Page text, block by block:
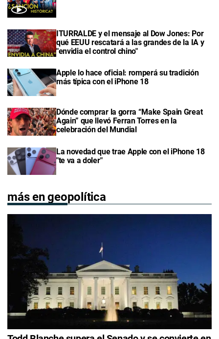
ITURRALDE y el mensaje al Dow Jones: Por
qué EEUU rescatará a las grandes de la IA y
"envidia el control chino"
Apple lo hace oficial: romperá su tradición
más típica con el iPhone 18
Dónde comprar la gorra “Make Spain Great
Again” que llevó Ferran Torres en la
celebración del Mundial
La novedad que trae Apple con el iPhone 18
"te va a doler"
más en geopolítica